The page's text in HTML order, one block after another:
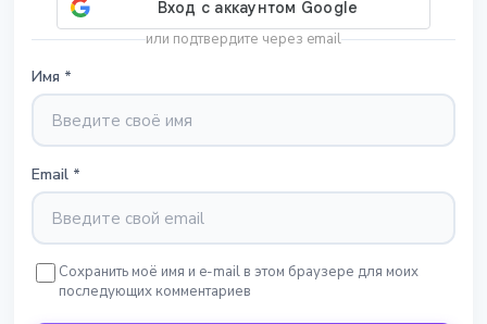
или подтвердите через email
Имя *
Email *
Сохранить моё имя и e-mail в этом браузере для моих
последующих комментариев